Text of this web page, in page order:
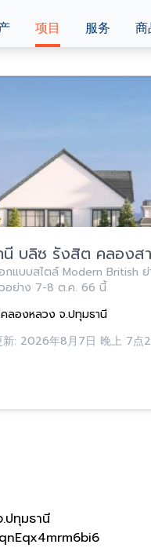
项目 服务 商
นี บลิซ รังสิต คลองส
กแบบสไตล์ Modern British
อย่าง 7-8 ต.ค. 66 นี้
ลองหลวง จ.ปทุมธานี
新: 2026年8月7日 晚上 7点
ปทุมธานี